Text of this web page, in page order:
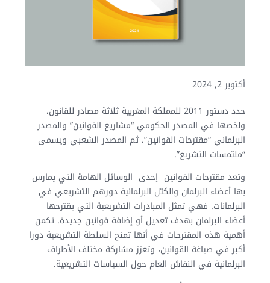
أكتوبر 2, 2024
حدد دستور 2011 للمملكة المغربية ثلاثة مصادر للقانون،
ولخصها في المصدر الحكومي “مشاريع القوانين” والمصدر
البرلماني “مقترحات القوانين”، ثم المصدر الشعبي ويسمى
“ملتمسات التشريع”.
وتعد مقترحات القوانين إحدى الوسائل الهامة التي يمارس
بها أعضاء البرلمان والكتل البرلمانية دورهم التشريعي في
البرلمانات. فهي تمثل المبادرات التشريعية التي يقترحها
أعضاء البرلمان بهدف تعديل أو إضافة قوانين جديدة. تكمن
أهمية هذه المقترحات في أنها تمنح السلطة التشريعية دورا
أكبر في صياغة القوانين، وتعزز مشاركة مختلف الأطراف
البرلمانية في النقاش العام حول السياسات التشريعية.